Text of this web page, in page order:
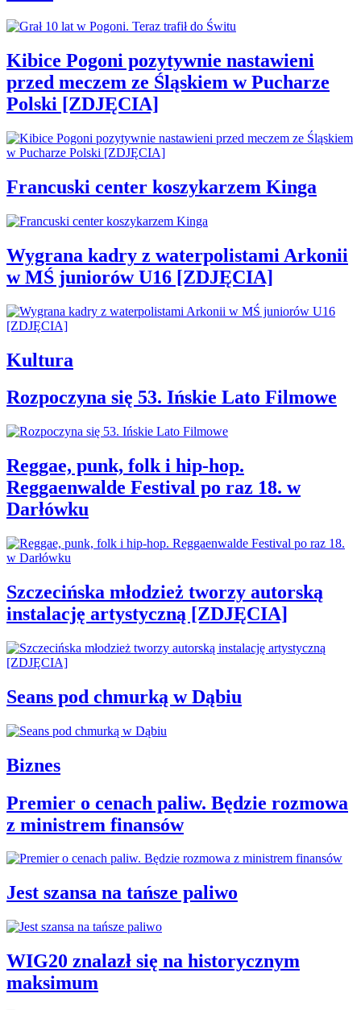
Kibice Pogoni pozytywnie nastawieni
przed meczem ze Śląskiem w Pucharze
Polski [ZDJĘCIA]
Francuski center koszykarzem Kinga
Wygrana kadry z waterpolistami Arkonii
w MŚ juniorów U16 [ZDJĘCIA]
Kultura
Rozpoczyna się 53. Ińskie Lato Filmowe
Reggae, punk, folk i hip-hop.
Reggaenwalde Festival po raz 18. w
Darłówku
Szczecińska młodzież tworzy autorską
instalację artystyczną [ZDJĘCIA]
Seans pod chmurką w Dąbiu
Biznes
Premier o cenach paliw. Będzie rozmowa
z ministrem finansów
Jest szansa na tańsze paliwo
WIG20 znalazł się na historycznym
maksimum